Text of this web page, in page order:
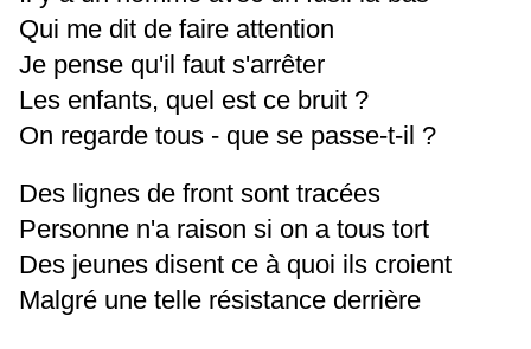
Qui me dit de faire attention
Je pense qu'il faut s'arrêter
Les enfants, quel est ce bruit ?
On regarde tous - que se passe-t-il ?
Des lignes de front sont tracées
Personne n'a raison si on a tous tort
Des jeunes disent ce à quoi ils croient
Malgré une telle résistance derrière